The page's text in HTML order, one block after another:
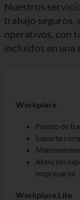
Nuestros
trabajo seguros,
operativos, con
incluidos en una
Workplace
Puesto de
Soporte
Atención
empresarial
Workplace Lite